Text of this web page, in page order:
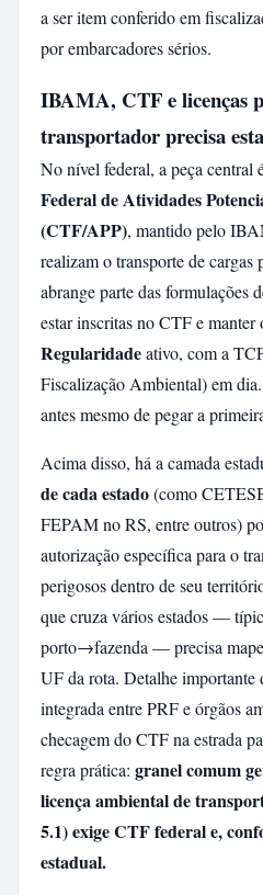
a ser item conferido em
por embarcadores sérios.
IBAMA, CTF e licenças
transportador precisa
No nível federal, a peça central
Federal de Atividades
(CTF/APP), mantido pelo
realizam o transporte de
abrange parte das
estar inscritas no CTF e manter
Regularidadeativo, com a
Fiscalização Ambiental) em
antes mesmo de pegar a
Acima disso, há a camada
de cada estado(como
FEPAM no RS, entre outros)
autorização específica para o
perigosos dentro de seu
que cruza vários estados —
porto→fazenda — precisa
UF da rota. Detalhe importante
integrada entre PRF e órgãos
checagem do CTF na estrada
regra prática: granel comum
licença ambiental de
5.1) exige CTF federal e,
estadual.